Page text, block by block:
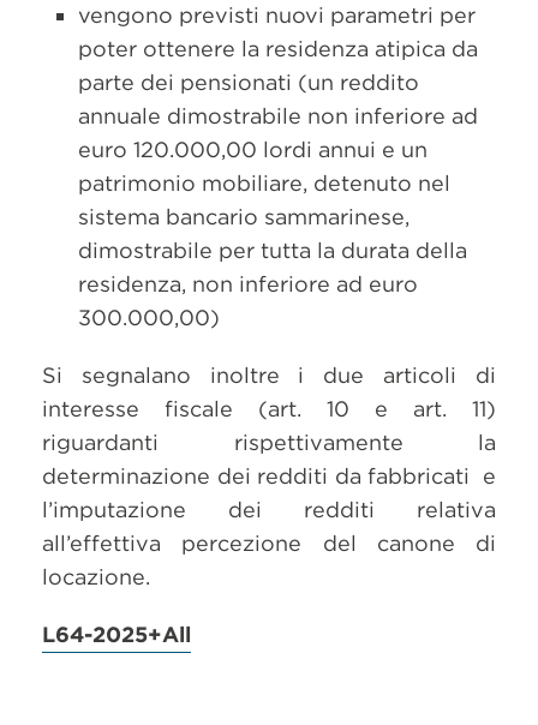
vengono previsti nuovi parametri per
poter ottenere la residenza atipica da
parte dei pensionati (un reddito
annuale dimostrabile non inferiore ad
euro 120.000,00 lordi annui e un
patrimonio mobiliare, detenuto nel
sistema bancario sammarinese,
dimostrabile per tutta la durata della
residenza, non inferiore ad euro
300.000,00)
Si segnalano inoltre i due articoli di
interesse fiscale (art. 10 e art. 11)
riguardanti rispettivamente la
determinazione dei redditi da fabbricati e
l’imputazione dei redditi relativa
all’effettiva percezione del canone di
locazione.
L64-2025+All